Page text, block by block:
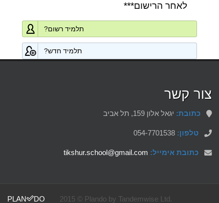
לאחר הרישום***
תלמיד רשום?
תלמיד חדש?
צור קשר
כתובת: יגאל אלון 159, תל אביב
טלפון:
כתובת אימייל: tikshur.school@gmail.com
PLAN DO 2015 © Plando by Tandemwise Ltd.